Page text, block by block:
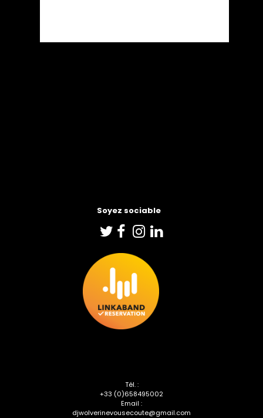
Soyez sociable
   
Tél. :
+33 (0)658495002
Email :
djwolverinevousecoute@gmail.com